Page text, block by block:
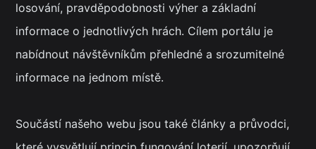
losování, pravděpodobnosti výher a základní
informace o jednotlivých hrách. Cílem portálu je
nabídnout návštěvníkům přehledné a srozumitelné
informace na jednom místě.
Součástí našeho webu jsou také články a průvodci,